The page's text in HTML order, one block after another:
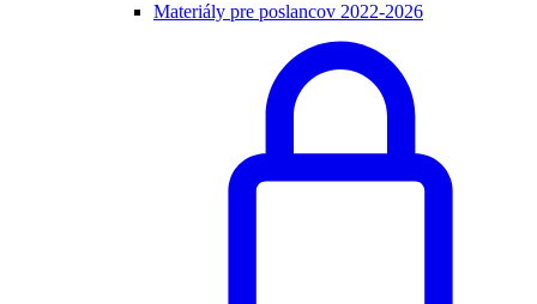
Materiály pre poslancov 2022-2026